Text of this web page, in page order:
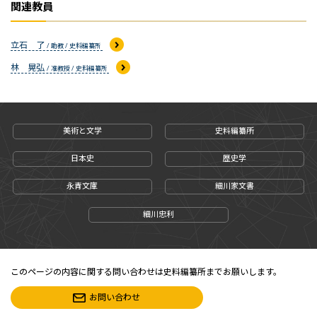
関連教員
立石 了 / 助教 / 史料編纂所
林 晃弘 / 准教授 / 史料編纂所
美術と文学 史料編纂所
日本史 歴史学
永青文庫 細川家文書
細川忠利
このページの内容に関する問い合わせは史料編纂所までお願いします。
お問い合わせ